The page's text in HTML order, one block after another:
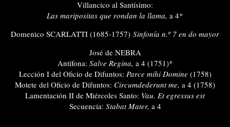
Villancico al Santísimo:
Las maripositas que rondan la llama, a 4*
Domenico SCARLATTI (1685-1757) Sinfonía n.º 7 en do mayor
José de NEBRA
Antífona: Salve Regina, a 4 (1751)*
Lección I del Oficio de Difuntos: Parce mihi Domine (1758)
Motete del Oficio de Difuntos: Circumdederunt me, a 4 (1758)
Lamentación II de Miércoles Santo: Vau. Et egressus est
Secuencia: Stabat Mater, a 4